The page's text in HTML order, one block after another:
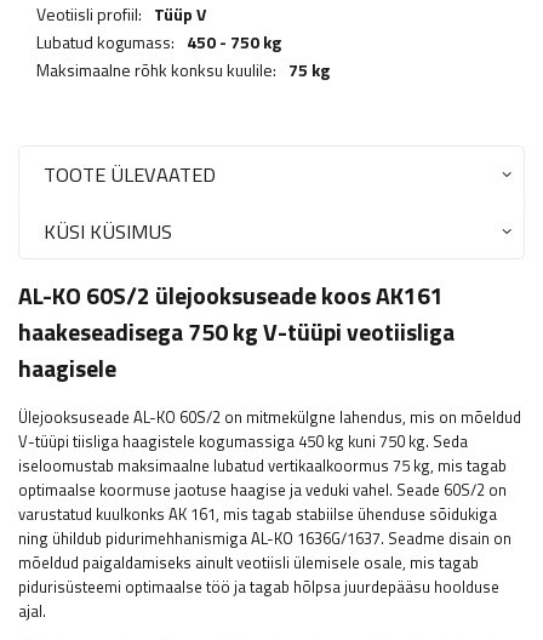
Veotiisli profiil: Tüüp V
Lubatud kogumass: 450 - 750 kg
Maksimaalne rõhk konksu kuulile: 75 kg
TOOTE ÜLEVAATED
KÜSI KÜSIMUS
AL-KO 60S/2 ülejooksuseade koos AK161
haakeseadisega 750 kg V-tüüpi veotiisliga
haagisele
Ülejooksuseade AL-KO 60S/2 on mitmekülgne lahendus, mis on mõeldud
V-tüüpi tiisliga haagistele kogumassiga 450 kg kuni 750 kg. Seda
iseloomustab maksimaalne lubatud vertikaalkoormus 75 kg, mis tagab
optimaalse koormuse jaotuse haagise ja veduki vahel. Seade 60S/2 on
varustatud kuulkonks AK 161, mis tagab stabiilse ühenduse sõidukiga
ning ühildub pidurimehhanismiga AL-KO 1636G/1637. Seadme disain on
mõeldud paigaldamiseks ainult veotiisli ülemisele osale, mis tagab
pidurisüsteemi optimaalse töö ja tagab hõlpsa juurdepääsu hoolduse
ajal.